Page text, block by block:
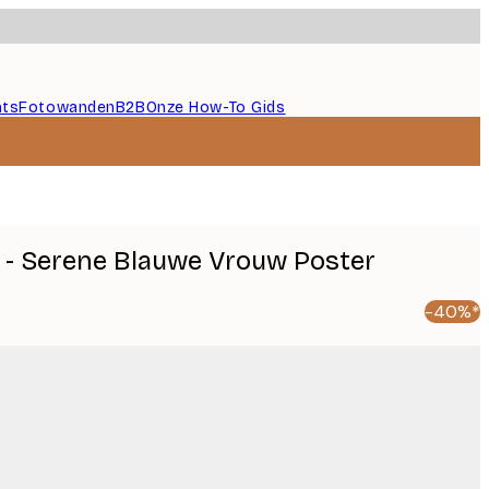
FotowandenB2BOnze How-To Gids
Serene Blauwe Vrouw Poster
-40%*